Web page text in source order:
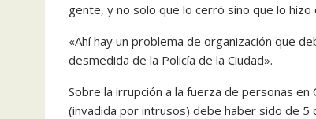
gente, y no solo que lo cerró sino que lo hizo
«Ahí hay un problema de organización que
desmedida de la Policía de la Ciudad».
Sobre la irrupción a la fuerza de personas
(invadida por intrusos) debe haber sido de 5